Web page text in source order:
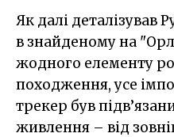
Як далі деталізував
в знайденому на
жодного елементу
походження, усе
трекер був
живлення – від